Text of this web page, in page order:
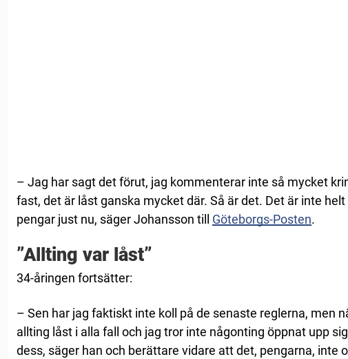
– Jag har sagt det förut, jag kommenterar inte så mycket
fast, det är låst ganska mycket där. Så är det. Det är inte
pengar just nu, säger Johansson till Göteborgs-Posten.
”Allting var låst”
34-åringen fortsätter:
– Sen har jag faktiskt inte koll på de senaste reglerna, men
allting låst i alla fall och jag tror inte någonting öppnat upp
dess, säger han och berättare vidare att det, pengarna, inte